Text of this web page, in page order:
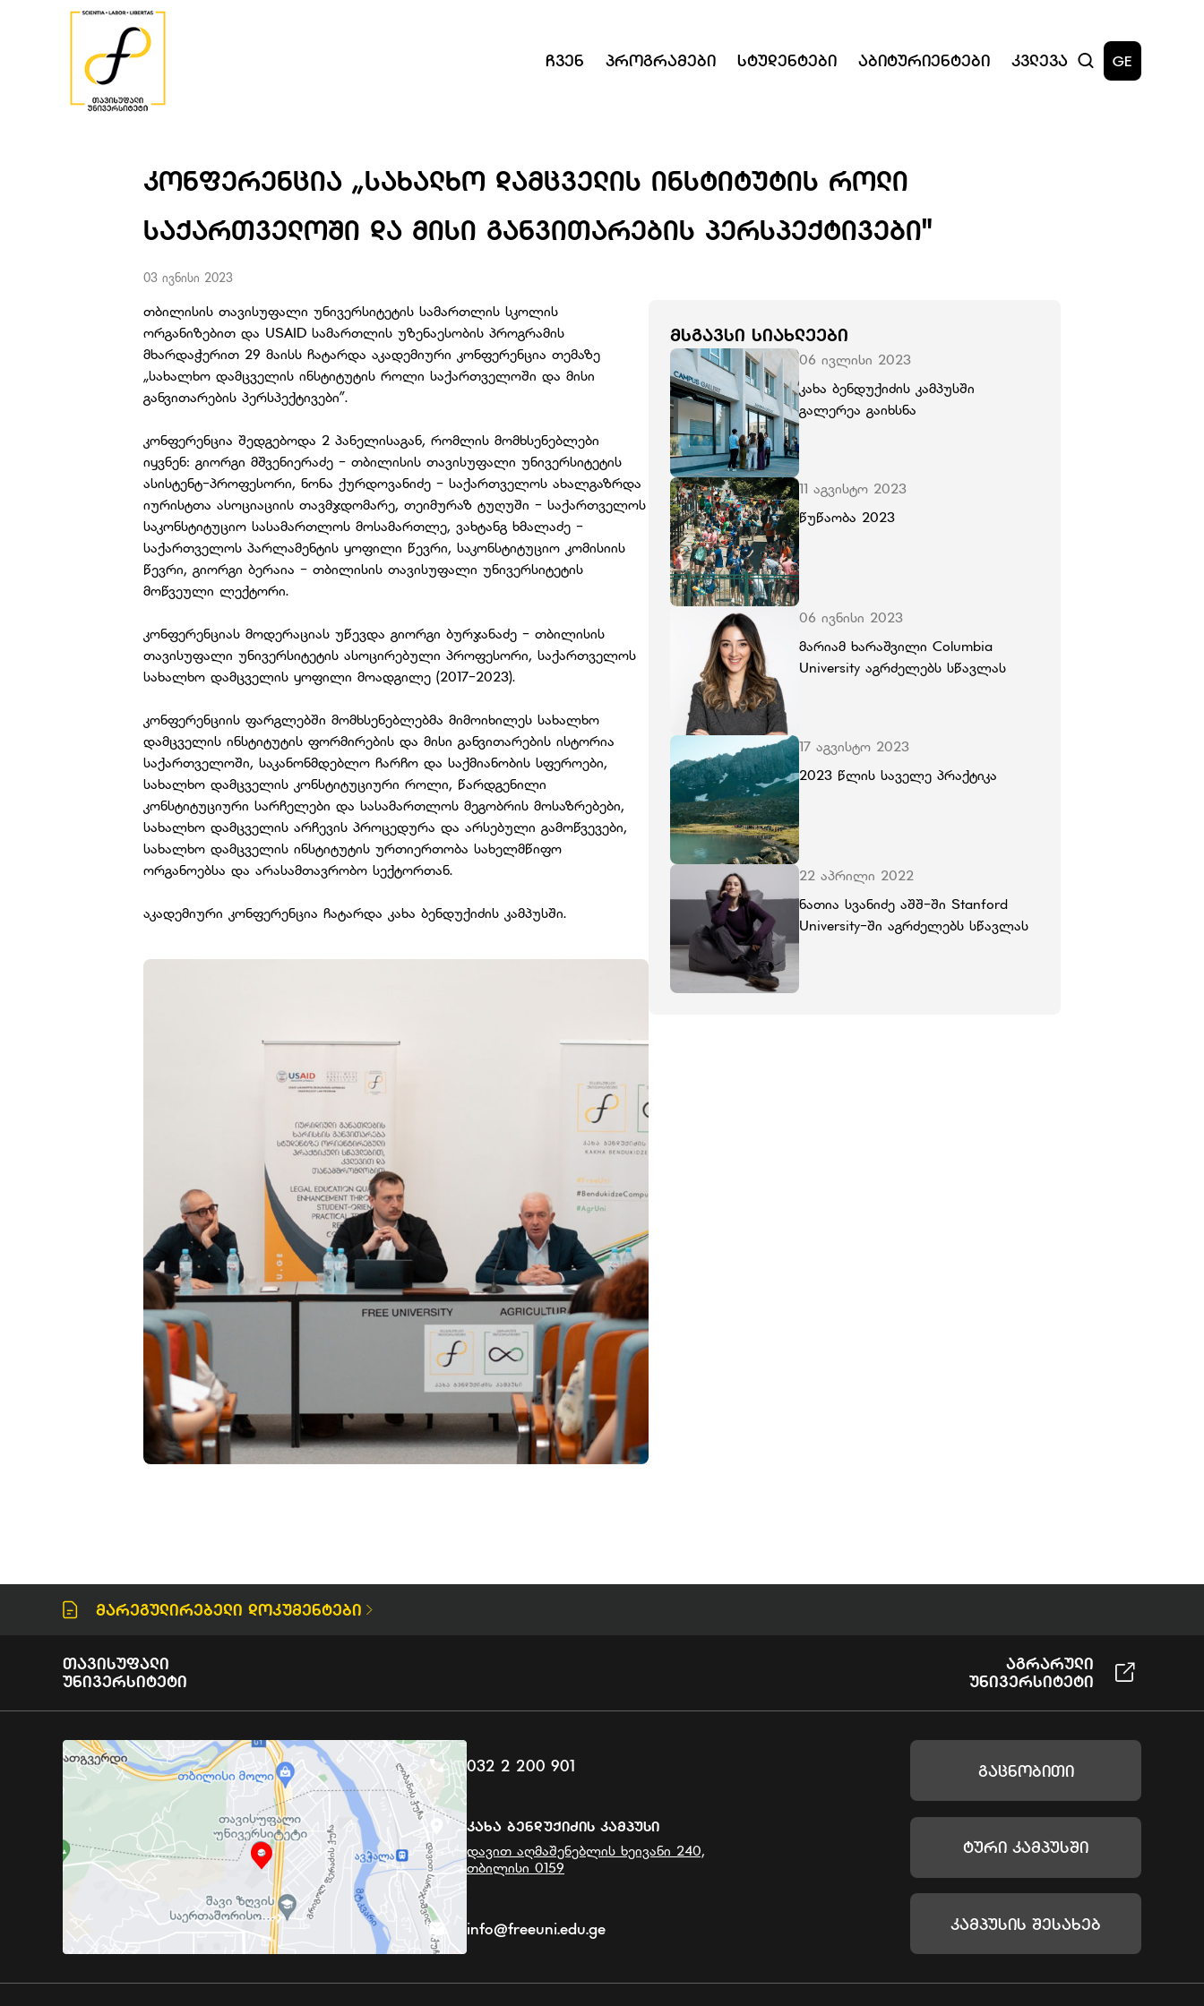
Ჩვენ Პროგრამები Სტუდენტები Აბიტურიენტები Კვლევა GE
ᲙᲝᲜᲤᲔᲠᲔᲜᲪᲘᲐ „ᲡᲐᲮᲐᲚᲮᲝ ᲓᲐᲛᲪᲕᲔᲚᲘᲡ ᲘᲜᲡᲢᲘᲢᲣᲢᲘᲡ ᲠᲝᲚᲘ
ᲡᲐᲥᲐᲠᲗᲕᲔᲚᲝᲨᲘ ᲓᲐ ᲛᲘᲡᲘ ᲒᲐᲜᲕᲘᲗᲐᲠᲔᲑᲘᲡ ᲞᲔᲠᲡᲞᲔᲥᲢᲘᲕᲔᲑᲘ"
03 ივნისი 2023
თბილისის თავისუფალი უნივერსიტეტის სამართლის სკოლის
ორგანიზებით და USAID სამართლის უზენაესობის პროგრამის
მხარდაჭერით 29 მაისს ჩატარდა აკადემიური კონფერენცია თემაზე
„სახალხო დამცველის ინსტიტუტის როლი საქართველოში და მისი
განვითარების პერსპექტივები”.
კონფერენცია შედგებოდა 2 პანელისაგან, რომლის მომხსენებლები
იყვნენ: გიორგი მშვენიერაძე - თბილისის თავისუფალი უნივერსიტეტის
ასისტენტ-პროფესორი, ნონა ქურდოვანიძე - საქართველოს ახალგაზრდა
იურისტთა ასოციაციის თავმჯდომარე, თეიმურაზ ტუღუში - საქართველოს
საკონსტიტუციო სასამართლოს მოსამართლე, ვახტანგ ხმალაძე -
საქართველოს პარლამენტის ყოფილი წევრი, საკონსტიტუციო კომისიის
წევრი, გიორგი ბერაია - თბილისის თავისუფალი უნივერსიტეტის
მოწვეული ლექტორი.
კონფერენციას მოდერაციას უწევდა გიორგი ბურჯანაძე - თბილისის
თავისუფალი უნივერსიტეტის ასოცირებული პროფესორი, საქართველოს
სახალხო დამცველის ყოფილი მოადგილე (2017-2023).
კონფერენციის ფარგლებში მომხსენებლებმა მიმოიხილეს სახალხო
დამცველის ინსტიტუტის ფორმირების და მისი განვითარების ისტორია
საქართველოში, საკანონმდებლო ჩარჩო და საქმიანობის სფეროები,
სახალხო დამცველის კონსტიტუციური როლი, წარდგენილი
კონსტიტუციური სარჩელები და სასამართლოს მეგობრის მოსაზრებები,
სახალხო დამცველის არჩევის პროცედურა და არსებული გამოწვევები,
სახალხო დამცველის ინსტიტუტის ურთიერთობა სახელმწიფო
ორგანოებსა და არასამთავრობო სექტორთან.
აკადემიური კონფერენცია ჩატარდა კახა ბენდუქიძის კამპუსში.
ᲛᲡᲒᲐᲕᲡᲘ ᲡᲘᲐᲮᲚᲔᲔᲑᲘ
06 ივლისი 2023
კახა ბენდუქიძის კამპუსში
გალერეა გაიხსნა
11 აგვისტო 2023
წუწაობა 2023
06 ივნისი 2023
მარიამ ხარაშვილი Columbia
University აგრძელებს სწავლას
17 აგვისტო 2023
2023 წლის საველე პრაქტიკა
22 აპრილი 2022
ნათია სვანიძე აშშ-ში Stanford
University-ში აგრძელებს სწავლას
Მარეგულირებელი Დოკუმენტები
Თავისუფალი
Უნივერსიტეტი
Აგრარული
Უნივერსიტეტი
032 2 200 901
Კახა Ბენდუქიძის Კამპუსი
დავით აღმაშენებლის ხეივანი 240,
თბილისი 0159
info@freeuni.edu.ge
Გაცნობითი
Ტური Კამპუსში
Კამპუსის Შესახებ